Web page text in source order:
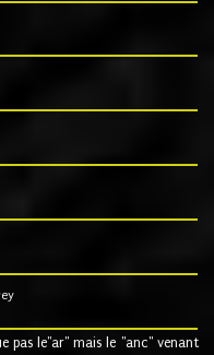
pas le"ar" mais le "anc" venant